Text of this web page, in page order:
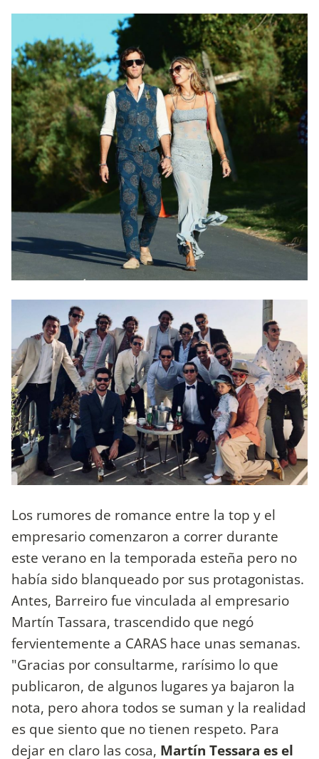
Los rumores de romance entre la top y el
empresario comenzaron a correr durante
este verano en la temporada esteña pero no
había sido blanqueado por sus protagonistas.
Antes, Barreiro fue vinculada al empresario
Martín Tassara, trascendido que negó
fervientemente a CARAS hace unas semanas.
"Gracias por consultarme, rarísimo lo que
publicaron, de algunos lugares ya bajaron la
nota, pero ahora todos se suman y la realidad
es que siento que no tienen respeto. Para
dejar en claro las cosa, Martín Tessara es el